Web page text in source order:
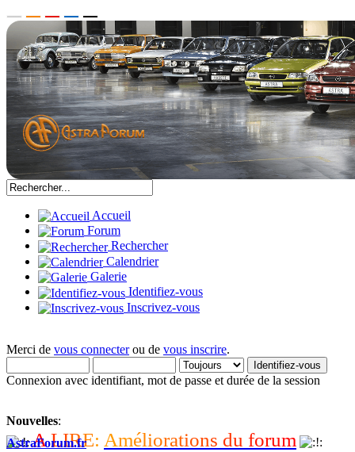
Accueil
Forum
Rechercher
Calendrier
Galerie
Identifiez-vous
Inscrivez-vous
Merci de vous connecterou de vous inscrire.
Connexion avec identifiant, mot de passe et durée de la session
Nouvelles:
A LIRE: Améliorations du forum
AstraForum.fr